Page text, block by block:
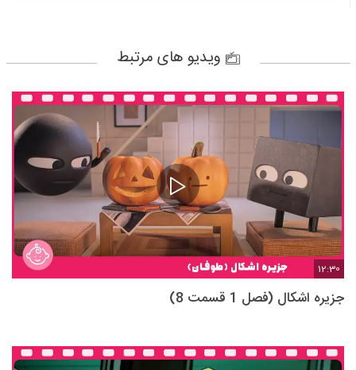
ویدیو های مرتبط
12:30
جزیره اشکال (فصل 1 قسمت 8)